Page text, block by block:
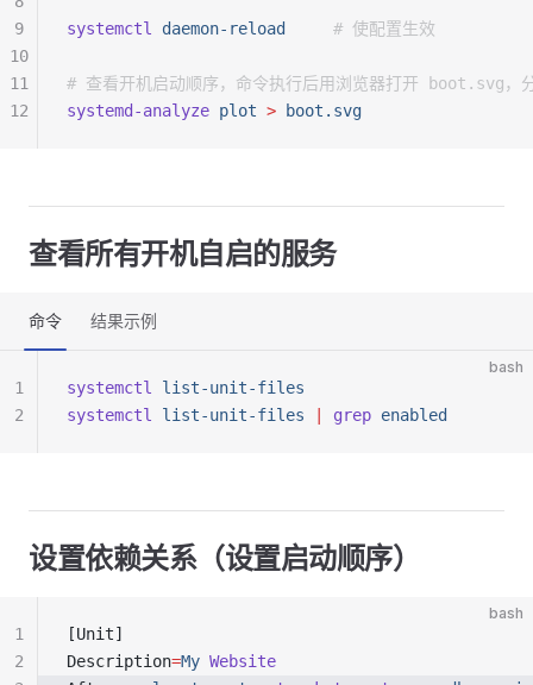
systemctl daemon-reload
     # 使配置生效
# 查看开机启动顺序，命令执行后用浏览器打开 boot.svg，
systemd-analyze plot > boot.svg
9
10
11
12
查看所有开机自启的服务
命令 结果示例
bash
systemctl
list-unit-files
systemctl
list-unit-files grep enabled
1
2
设置依赖关系（设置启动顺序）
bash
[Unit]
Description=My Website
1
2